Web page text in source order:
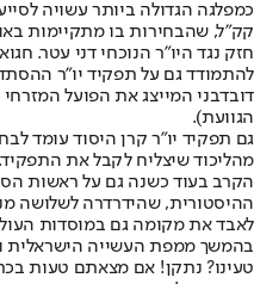
כמפלגה הגדולה ביותר עשויה
קק"ל, שהבחירות בו מתקיימות
חזק נגד היו"ר הנוכחי דני עטר.
להתמודד גם על תפקיד יו"ר
דובדבני המייצג את הפועל
הגוועת).
גם תפקיד יו"ר קרן היסוד עומד
מהליכוד שיצליח לקבל את
הקרב בעוד כשנה גם על ראשות
ההיסטורית, שהידרדרה לשלושה
לאבד את מקומה גם במוסדות
בהמשך ממפת העשייה הישראלית
טעינו? נתקן! אם מצאתם טעות